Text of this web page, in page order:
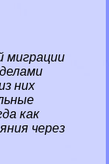
миграции
них
как
через